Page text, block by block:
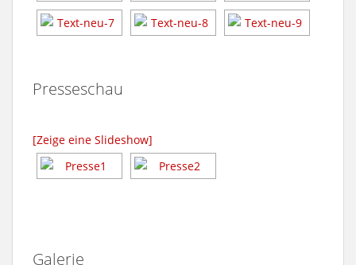
Presseschau
[Zeige eine Slideshow]
Galerie